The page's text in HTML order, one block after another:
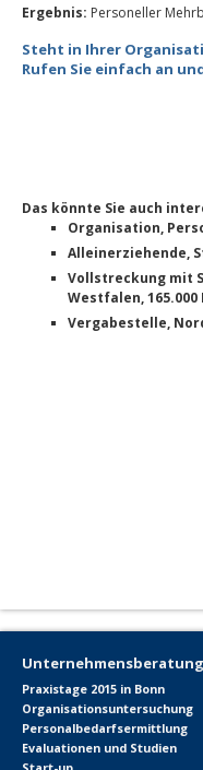
Ergebnis: Personeller
Steht in Ihrer
Rufen Sie einfach an
Das könnte Sie auch
Organisation,
Alleinerziehende,
Vollstreckung mit
Westfalen, 165.000
Vergabestelle,
Unternehmensberatung
Praxistage 2015 in Bonn
Organisationsuntersuchung
Personalbedarfsermittlung
Evaluationen und Studien